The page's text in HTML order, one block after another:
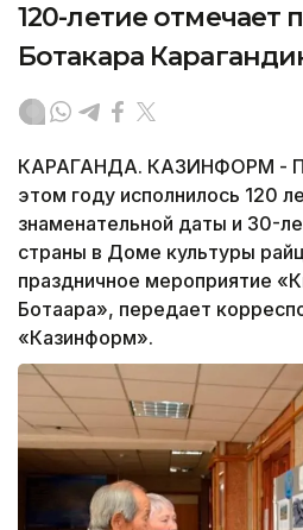
120-летие отмечает
Ботакара
КАРАГАНДА. КАЗИНФОРМ -
этом году исполнилось 120
знаменательной даты и 30-
страны в Доме культуры
праздничное мероприятие
Ботақара», передает
«Казинформ».